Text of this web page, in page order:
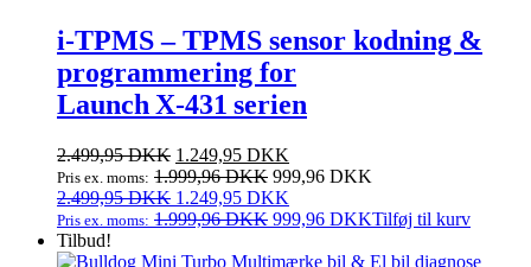
i‑TPMS – TPMS sensor kodning &
programmering for
Launch X‑431 serien
2.499,95DKK Den
oprindelige
pris
var:
1.249,95 DKK
aktuelle
er:
Pris ex. moms: 1.999,96DKK 999,96 DKK
2.499,95DKK Den
oprindelige
var:
1.249,95 DKK
aktuelle
er:
Pris ex. moms: 1.999,96DKK 999,96 DKKTilføj til kurv
Tilbud!